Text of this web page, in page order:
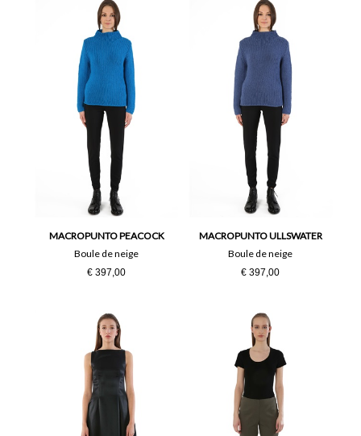
MACROPUNTO PEACOCK
Boule de neige
€ 397,00
MACROPUNTO ULLSWATER
Boule de neige
€ 397,00